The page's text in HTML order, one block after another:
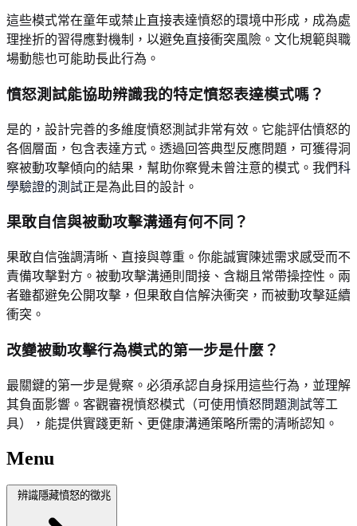
這些模式常在童年或禁止直接表達憤怒的環境中形成，成為處
理挫折的習得應對機制，以避免直接衝突風險。文化規範與職
場動態也可能助長此行為。
憤怒測試能協助辨識我的特定憤怒表達模式嗎？
是的，設計完善的多維度憤怒測試非常有效。它能評估憤怒的
各個層面，包含表達方式。透過回答典型反應問題，可獲得洞
察被動攻擊傾向的結果，幫助你察覺未曾注意的模式。我們科
學驗證的測試正是為此目的設計。
果敢自信與被動攻擊溝通有何不同？
果敢自信強調清晰、直接與尊重。你能誠實陳述需求感受而不
責備攻擊對方。被動攻擊溝通則間接、含糊且常帶操控性。兩
者雖都避免公開攻擊，但果敢自信解決衝突，而被動攻擊延續
衝突。
改變被動攻擊行為模式的第一步是什麼？
最關鍵的第一步是覺察。必須承認自身採用這些行為，並理解
其負面影響。客觀審視憤怒模式（可使用憤怒問題測試等工
具），能提供實踐更新、更健康溝通策略所需的清晰認知。
Menu
辨識隱藏憤怒的徵兆